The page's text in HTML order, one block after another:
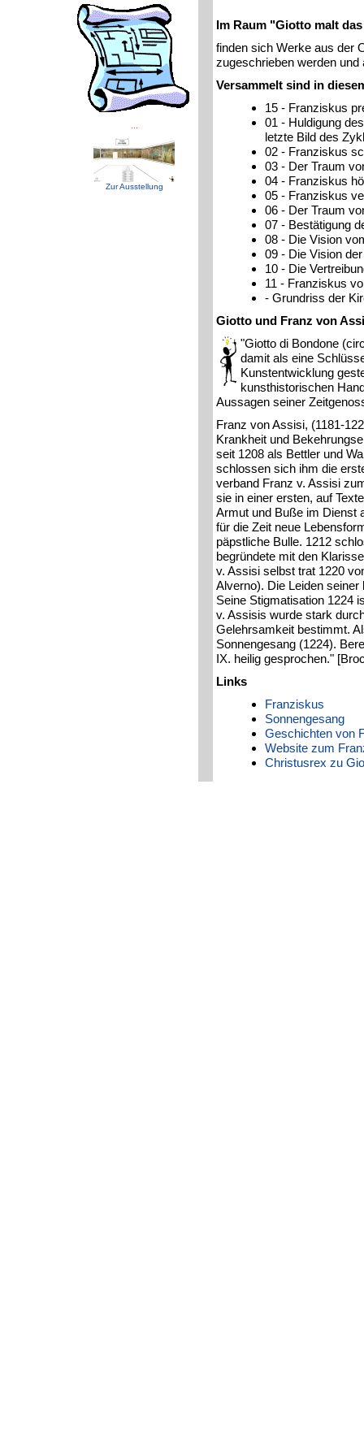
Zur Ausstellung
Im Raum "Giotto malt
finden sich Werke aus der
zugeschrieben werden
Versammelt sind in
15 - Franziskus
01 - Huldigung
letzte Bild des
02 - Franziskus
03 - Der Traum
04 - Franziskus
05 - Franziskus
06 - Der Traum
07 - Bestätigung
08 - Die Vision
09 - Die Vision
10 - Die
11 - Franziskus
- Grundriss der
Giotto und Franz von
"Giotto di Bondone
damit als eine
Kunstentwicklung
kunsthistorischen
Aussagen seiner
Franz von Assisi, (1181-
Krankheit und
seit 1208 als Bettler und
schlossen sich ihm die
verband Franz v. Assisi
sie in einer ersten, auf
Armut und Buße im Dienst
für die Zeit neue
päpstliche Bulle. 1212
begründete mit den
v. Assisi selbst trat 1220
Alverno). Die Leiden
Seine Stigmatisation 1224
v. Assisis wurde stark
Gelehrsamkeit bestimmt.
Sonnengesang (1224).
IX. heilig gesprochen."
Links
Franziskus
Sonnengesang
Geschichten von
Website zum
Christusrex zu